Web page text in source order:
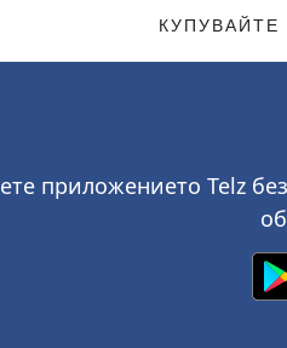
КУПУВАЙТЕ
приложението Telz